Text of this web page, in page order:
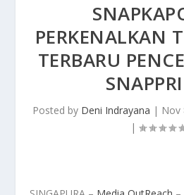
PERKENALKAN
TERBARU
Posted by Deni Indrayana | Nov
|